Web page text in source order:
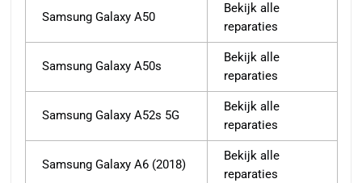
Samsung Galaxy A50
Bekijk alle
reparaties
Samsung Galaxy A50s
Bekijk alle
reparaties
Samsung Galaxy A52s 5G
Bekijk alle
reparaties
Samsung Galaxy A6 (2018)
Bekijk alle
reparaties